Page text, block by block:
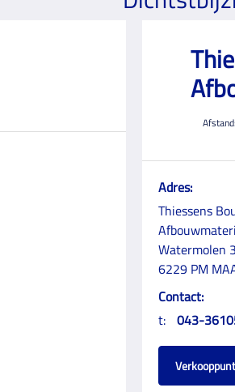
Afstand:
Adres:
Thiessens
Watermolen 3
6229 PM
Contact:
t: 043-